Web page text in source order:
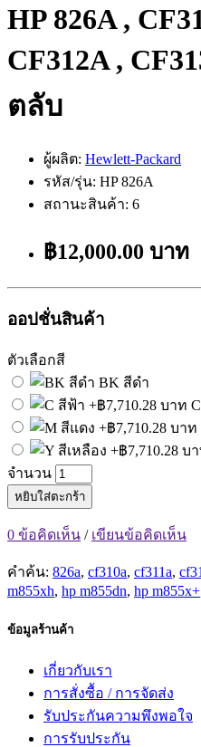
HP 826A ,
CF312A ,
ตลับ
ผู้ผลิต: Hewlett-Packard
รหัส/รุ่น: HP 826A
สถานะสินค้า: 6
฿12,000.00 บาท
ออปชั่นสินค้า
ตัวเลือกสี
BK สีดำ
จำนวน
หยิบใส่ตะกร้า
0 ข้อคิดเห็น / เขียนข้อคิดเห็น
คำค้น: 826a, cf310a, cf311a,
m855xh, hp m855dn, hp m855x+
ข้อมูลร้านค้า
เกี่ยวกับเรา
การสั่งซื้อ / การจัดส่ง
รับประกันความพึงพอใจ
การรับประกัน